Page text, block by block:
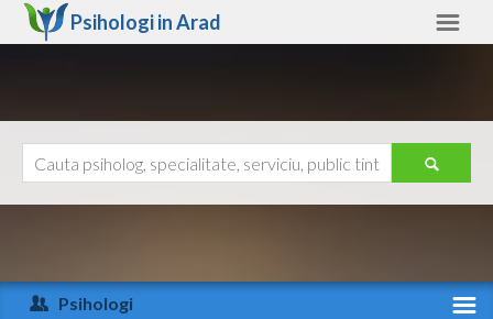
Psihologi inArad
Arad
Ajutor
Psihologi